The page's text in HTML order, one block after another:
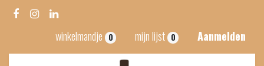
winkelmandje 0 mijn lijst 0 Aanmelden